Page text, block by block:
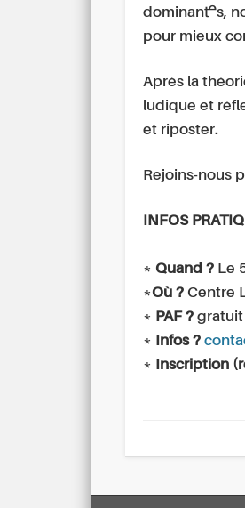
dominant·es,
pour mieux
Après la
ludique et
et riposter.
Rejoins-nous
INFOS
* Quand ? Le
*Où ?Centre
* PAF ? gratuit
*
Infos ?
*
Inscription